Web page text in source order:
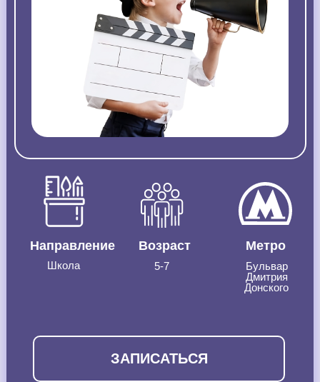
Направление
Школа
Возраст
5-7
Метро
Бульвар
Дмитрия
Донского
ЗАПИСАТЬСЯ